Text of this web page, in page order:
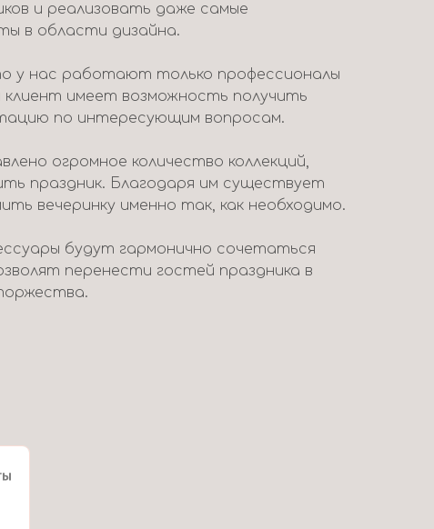
и реализовать даже самые
в области дизайна.
у нас работают только профессионалы
клиент имеет возможность получить
по интересующим вопросам.
огромное количество коллекций,
праздник. Благодаря им существует
вечеринку именно так, как необходимо.
будут гармонично сочетаться
перенести гостей праздника в